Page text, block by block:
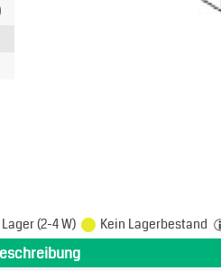
(2-4 W) Kein Lagerbestand